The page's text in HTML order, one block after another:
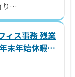
ィス事務 残業
末年始休暇有